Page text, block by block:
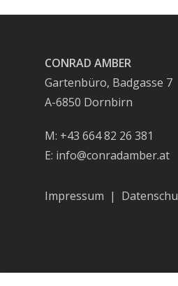
CONRAD AMBER
Gartenbüro, Badgasse 7
A-6850 Dornbirn
M: +43 664 82 26 381
E: info@conradamber.at
Impressum |